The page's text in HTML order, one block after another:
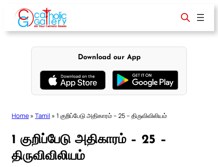
content
Download our App
Home » Tamil » 1 குறிப்பேடு அதிகாரம் – 25 – திருவிவிலியம்
1 குறிப்பேடு அதிகாரம் – 25 –
திருவிவிலியம்